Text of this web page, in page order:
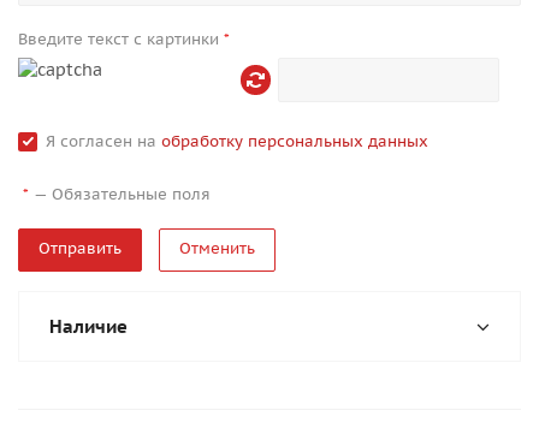
Введите текст с картинки *
Я согласен на обработку персональных данных
* — Обязательные поля
Отменить
Наличие